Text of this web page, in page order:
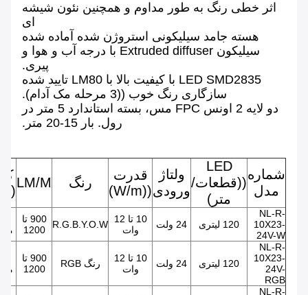
اثر خطی رنگ به طور مداوم و همچنین نئون شیشه
ای
هسته جامد سیلیکونی استروژن شده آماده شده
سیلیکون Extruded diffuser با درجه آب و هوا و
پیری.
LED SMD2835 با کیفیت بالا با LM80 تایید شده
سازگاری رنگ خوب ((3 مرحله مک آدام).
دو لایه 2 اونس FPC مس، بسته استاندارد 5 متر در
رول. بار 15-20 متر.
شماره
مدل
LED
((قطعات/
متر)
ولتاژ
ورودی
قدرت
((W/m)
رنگ LM/M
((lm/w)
NL-R-
10X23-
24V-W
120 لیتری 24 ولت
10 تا 12
وات
R.G.B.Y.O.W
900 تا
1200
NL-R-
10X23-
24V-
RGB
120 لیتری 24 ولت
10 تا 12
وات
رنگ RGB
900 تا
1200
NL-R-